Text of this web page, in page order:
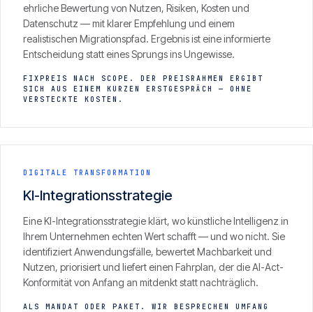
ehrliche Bewertung von Nutzen, Risiken, Kosten und
Datenschutz — mit klarer Empfehlung und einem
realistischen Migrationspfad. Ergebnis ist eine informierte
Entscheidung statt eines Sprungs ins Ungewisse.
FIXPREIS NACH SCOPE. DER PREISRAHMEN ERGIBT
SICH AUS EINEM KURZEN ERSTGESPRÄCH — OHNE
VERSTECKTE KOSTEN.
DIGITALE TRANSFORMATION
KI-Integrationsstrategie
Eine KI-Integrationsstrategie klärt, wo künstliche Intelligenz in
Ihrem Unternehmen echten Wert schafft — und wo nicht. Sie
identifiziert Anwendungsfälle, bewertet Machbarkeit und
Nutzen, priorisiert und liefert einen Fahrplan, der die AI-Act-
Konformität von Anfang an mitdenkt statt nachträglich.
ALS MANDAT ODER PAKET. WIR BESPRECHEN UMFANG